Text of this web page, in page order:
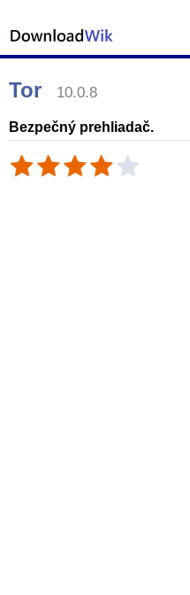
Tor 10.0.8
Bezpečný prehliadač.